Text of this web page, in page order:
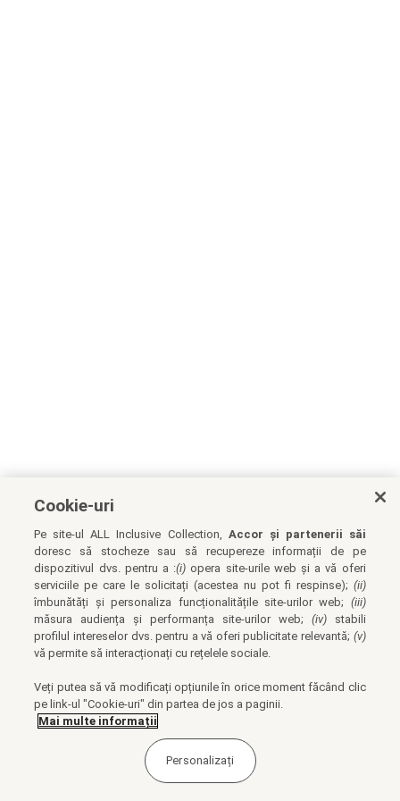
Cookie-uri
Pe site-ul ALL Inclusive Collection, Accor și partenerii săi
doresc să stocheze sau să recupereze informații de pe
dispozitivul dvs. pentru a :(i) opera site-urile web și a vă oferi
serviciile pe care le solicitați (acestea nu pot fi respinse); (ii)
îmbunătăți și personaliza funcționalitățile site-urilor web; (iii)
măsura audiența și performanța site-urilor web; (iv)stabili
profilul intereselor dvs. pentru a vă oferi publicitate relevantă; (v)
vă permite să interacționați cu rețelele sociale.
Veți putea să vă modificați opțiunile în orice moment făcând clic
pe link-ul "Cookie-uri" din partea de jos a paginii.
Mai multe informații
Personalizați